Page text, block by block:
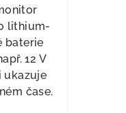
lithium-
baterie
12 V
ukazuje
čase.